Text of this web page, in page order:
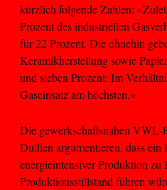
kürzlich folgende Zahlen:
Prozent des industriellen
für 22 Prozent. Die ohnehin
Keramikherstellung sowie
und sieben Prozent: Im
Gaseinsatz am höchsten.«
Die gewerkschaftsnahen VWL-
Dullien argumentieren, dass ein
energieintensiver Produktion zu
Produktionsstillstand führen